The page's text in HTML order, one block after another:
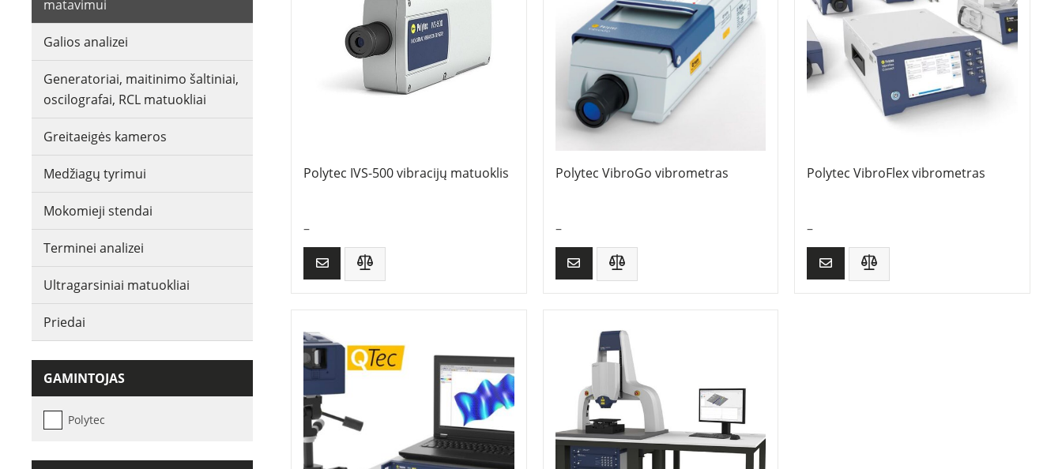
matavimui
Galios analizei
Generatoriai, maitinimo šaltiniai,
oscilografai, RCL matuokliai
Greitaeigės kameros
Medžiagų tyrimui
Mokomieji stendai
Terminei analizei
Ultragarsiniai matuokliai
Priedai
GAMINTOJAS
Polytec
Polytec IVS-500 vibracijų matuoklis
–
Polytec VibroGo vibrometras
–
Polytec VibroFlex vibrometras
–